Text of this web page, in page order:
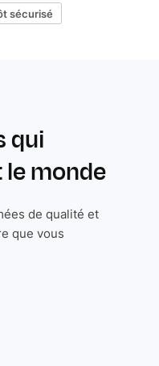
sécurisé
qui
monde
de qualité et
que vous